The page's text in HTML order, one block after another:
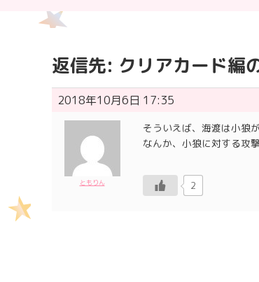
返信先: クリアカード編
2018年10月6日 17:35
ともりん
そういえば、海渡は小狼
なんか、小狼に対する攻
2